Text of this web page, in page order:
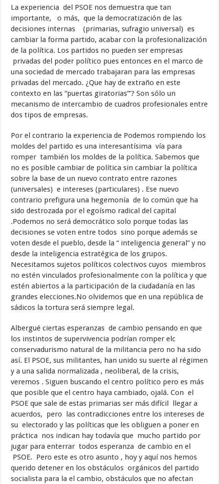
La experiencia del PSOE nos demuestra que tan
importante, o más, que la democratización de las
decisiones internas (primarias, sufragio universal) es
cambiar la forma partido, acabar con la profesionalización
de la política. Los partidos no pueden ser empresas
privadas del poder político pues entonces en el marco de
una sociedad de mercado trabajaran para las empresas
privadas del mercado. ¿Que hay de extraño en este
contexto en las “puertas giratorias”’? Son sólo un
mecanismo de intercambio de cuadros profesionales entre
dos tipos de empresas.
Por el contrario la experiencia de Podemos rompiendo los
moldes del partido es una interesantísima vía para
romper también los moldes de la política. Sabemos que
no es posible cambiar de política sin cambiar la política
sobre la base de un nuevo contrato entre razones
(universales) e intereses (particulares) . Ese nuevo
contrario prefigura una hegemonía de lo común que ha
sido destrozada por el egoísmo radical del capital
.Podemos no será democrático solo porque todas las
decisiones se voten entre todos sino porque además se
voten desde el pueblo, desde la “ inteligencia general” y no
desde la inteligencia estratégica de los grupos.
Necesitamos sujetos políticos colectivos cuyos miembros
no estén vinculados profesionalmente con la política y que
estén abiertos a la participación de la ciudadanía en las
grandes elecciones.No olvidemos que en una república de
sádicos la tortura será siempre legal.
Albergué ciertas esperanzas de cambio pensando en que
los instintos de supervivencia podrían romper elc
conservadurismo natural de la militancia pero no ha sido
así. El PSOE, sus militantes, han unido su suerte al régimen
y a una salida normalizada , neoliberal, de la crisis,
veremos . Siguen buscando el centro político pero es más
que posible que el centro haya cambiado, ojalá. Con el
PSOE que sale de estas primarias ser más difícil llegar a
acuerdos, pero las contradicciones entre los intereses de
su electorado y las políticas que les obliguen a poner en
práctica nos indican hay todavía que mucho partido por
jugar para enterrar todos esperanza de cambio en el
PSOE. Pero este es otro asunto , hoy y aquí nos hemos
querido detener en los obstáculos orgánicos del partido
socialista para la el cambio, obstáculos que no afectan